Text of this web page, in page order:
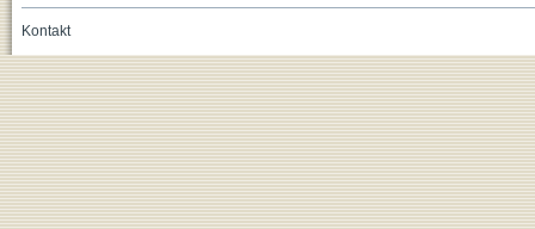
Kontakt